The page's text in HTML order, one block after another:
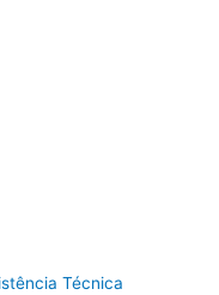
Técnica